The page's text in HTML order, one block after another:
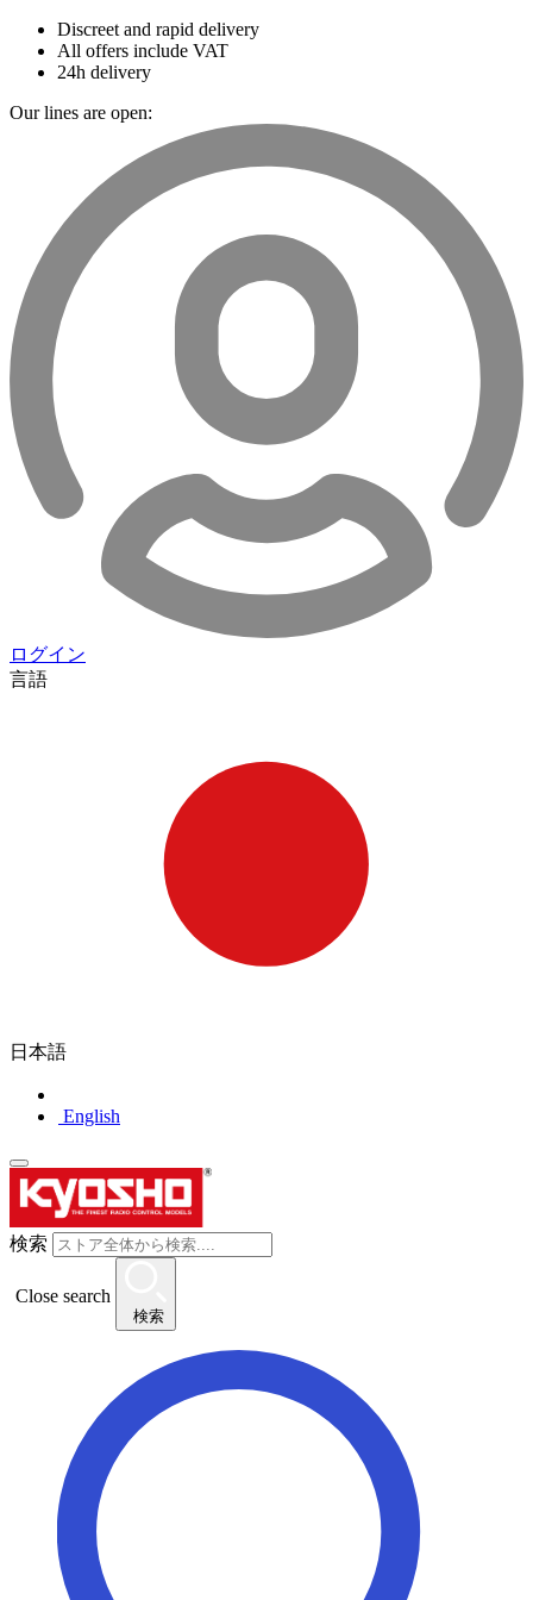
Discreet and rapid delivery
All offers include VAT
24h delivery
Our lines are open:
ログイン
言語
日本語
English
検索
Close search
検索